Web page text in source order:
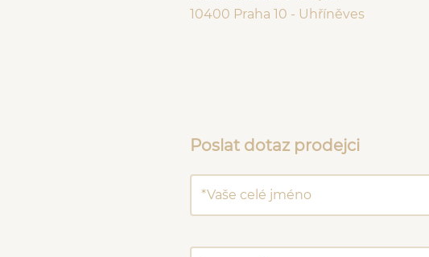
10400 Praha 10 - Uhříněves
Poslat dotaz prodejci